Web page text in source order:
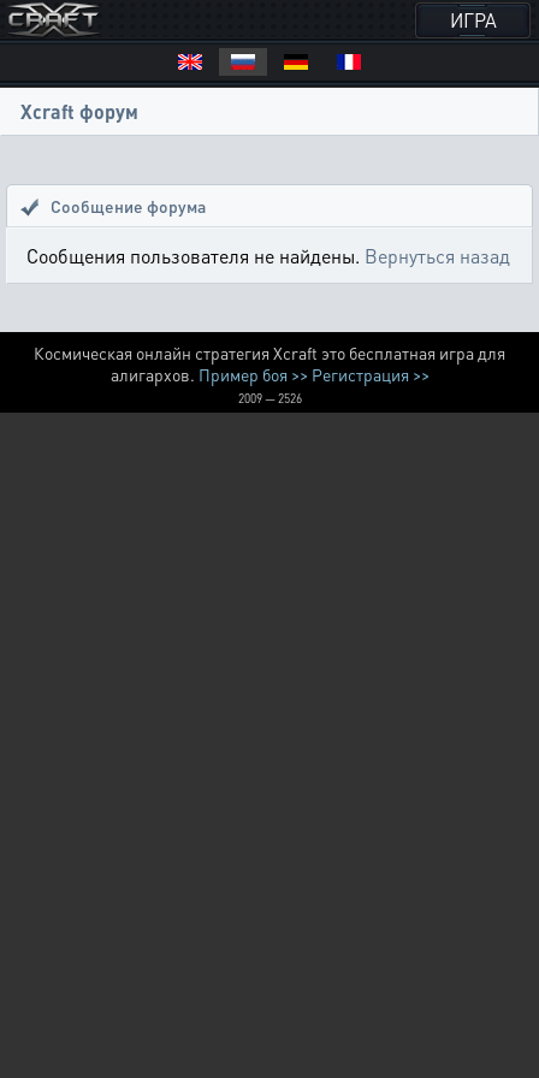
ИГРА
Xcraft форум
Сообщение форума
Сообщения пользователя не найдены. Вернуться назад
Космическая онлайн стратегия Xcraft это бесплатная игра для
алигархов. Пример боя >> Регистрация >>
2009 — 2526